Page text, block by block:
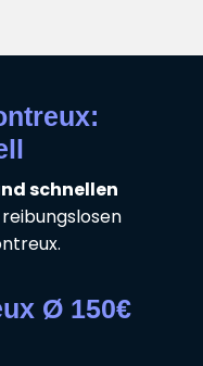
schnellen
Ø 150€